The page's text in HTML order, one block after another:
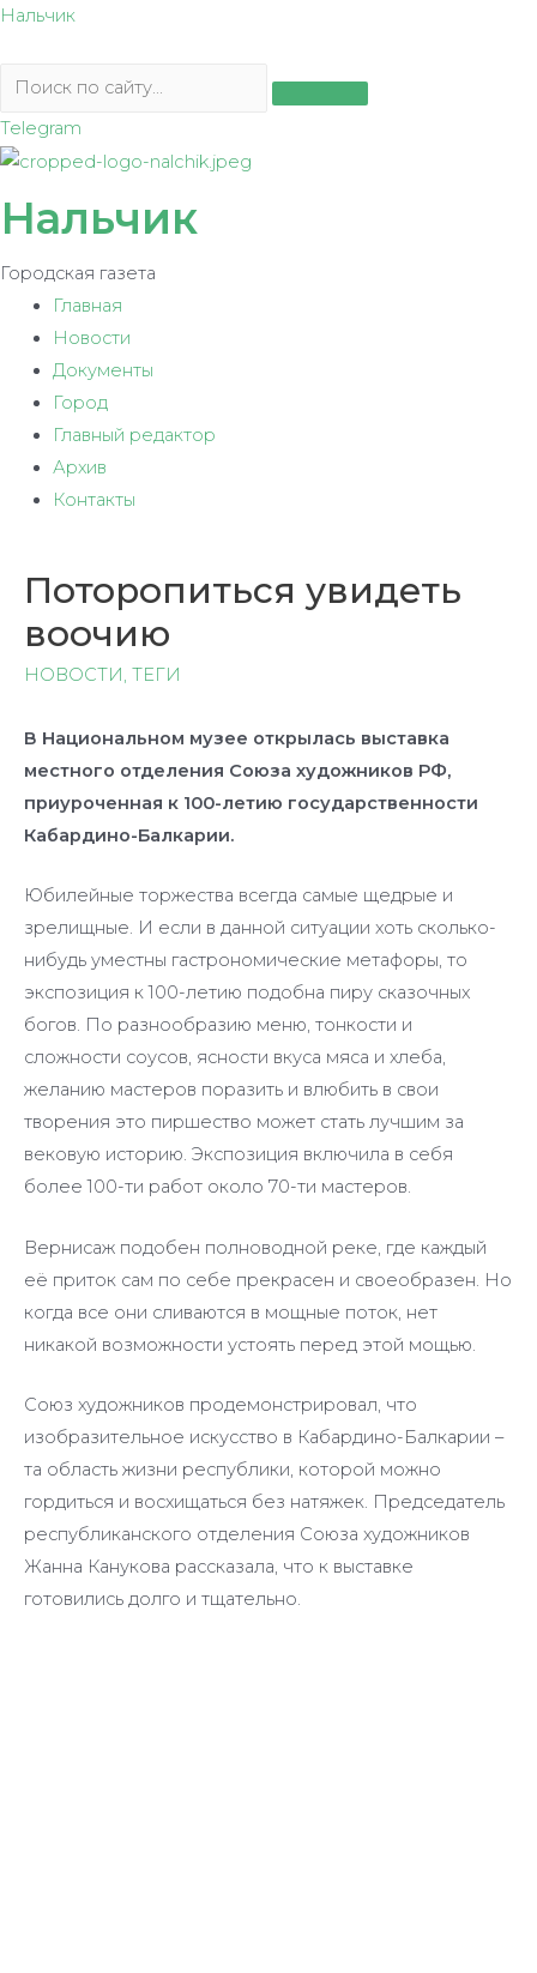
Перейти
содержимому
Нальчик
Telegram
Нальчик
Городская газета
Главная
Новости
Документы
Город
Главный редактор
Архив
Контакты
Поторопиться увидеть
воочию
НОВОСТИ, ТЕГИ
В Национальном музее открылась выставка
местного отделения Союза художников РФ,
приуроченная к 100-летию государственности
Кабардино-Балкарии.
Юбилейные торжества всегда самые щедрые и
зрелищные. И если в данной ситуации хоть сколько-
нибудь уместны гастрономические метафоры, то
экспозиция к 100-летию подобна пиру сказочных
богов. По разнообразию меню, тонкости и
сложности соусов, ясности вкуса мяса и хлеба,
желанию мастеров поразить и влюбить в свои
творения это пиршество может стать лучшим за
вековую историю. Экспозиция включила в себя
более 100-ти работ около 70-ти мастеров.
Вернисаж подобен полноводной реке, где каждый
её приток сам по себе прекрасен и своеобразен. Но
когда все они сливаются в мощные поток, нет
никакой возможности устоять перед этой мощью.
Союз художников продемонстрировал, что
изобразительное искусство в Кабардино-Балкарии –
та область жизни республики, которой можно
гордиться и восхищаться без натяжек. Председатель
республиканского отделения Союза художников
Жанна Канукова рассказала, что к выставке
готовились долго и тщательно.